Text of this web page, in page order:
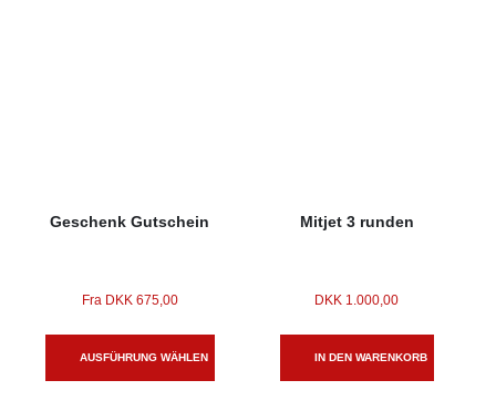
Geschenk Gutschein
FraDKK 675,00
AUSFÜHRUNG WÄHLEN
Mitjet 3 runden
DKK 1.000,00
IN DEN WARENKORB